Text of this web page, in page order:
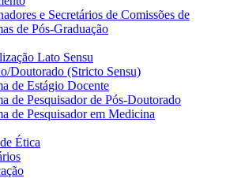
e Secretários de Comissões de
de Pós-Graduação
Lato Sensu
Doutorado (Stricto Sensu)
de Estágio Docente
de Pesquisador de Pós-Doutorado
de Pesquisador em Medicina
Ética